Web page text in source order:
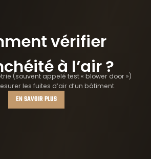
vérifier
à l’air ?
(souvent appelé test « blower door »)
les fuites d’air d’un bâtiment.
EN SAVOIR PLUS